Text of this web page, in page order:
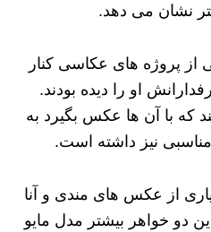
نشان می دهد.
از پروژه های عکاسی کنار
او را دیده بودند.
که با آن ها عکس بگیرد به
مناسبی نیز داشته است.
از عکس های مندی و آنا
دو خواهر بیشتر مدل مایو